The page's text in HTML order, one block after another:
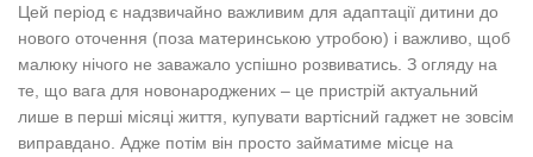
Цей період є надзвичайно важливим для адаптації дитини до
нового оточення (поза материнською утробою) і важливо, щоб
малюку нічого не заважало успішно розвиватись. З огляду на
те, що вага для новонароджених – це пристрій актуальний
лише в перші місяці життя, купувати вартісний гаджет не зовсім
виправдано. Адже потім він просто займатиме місце на